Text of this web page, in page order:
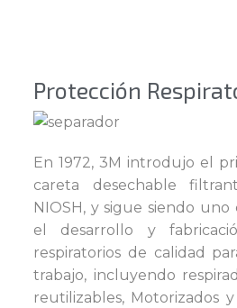
Protección
En 1972, 3M introdujo el
careta desechable
NIOSH, y sigue siendo
el desarrollo y
respiratorios de calidad
trabajo, incluyendo
reutilizables, Motorizados